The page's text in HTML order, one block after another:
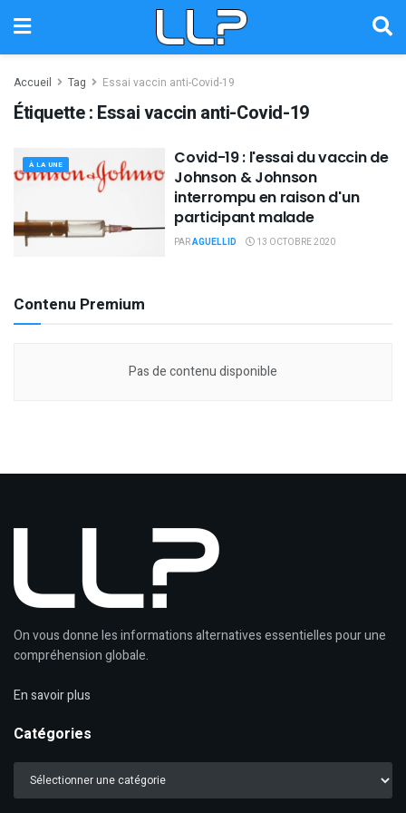
Accueil Tag Essai vaccin anti-Covid-19
Étiquette : Essai vaccin anti-Covid-19
À LA UNE
Covid-19 : l'essai du vaccin de
Johnson & Johnson
interrompu en raison d'un
participant malade
PARAGUELLID 13 OCTOBRE 2020
Contenu Premium
Pas de contenu disponible
On vous donne les informations alternatives essentielles pour une
compréhension globale.
En savoir plus
Catégories
Catégories